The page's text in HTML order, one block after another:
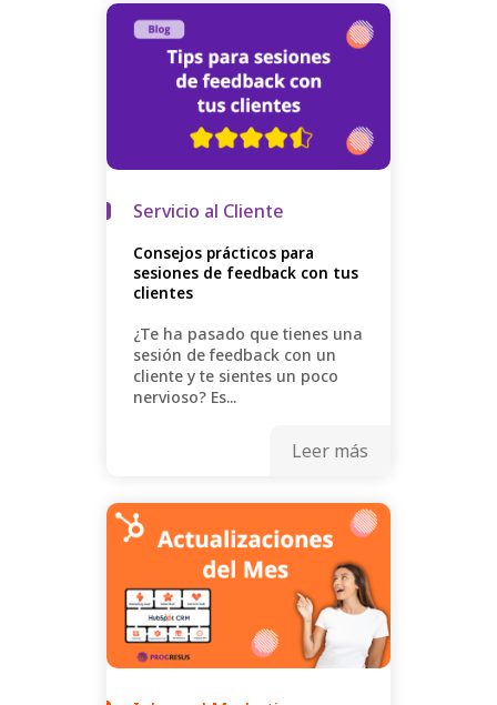
Servicio al Cliente
Consejos prácticos para
sesiones de feedback con tus
clientes
¿Te ha pasado que tienes una
sesión de feedback con un
cliente y te sientes un poco
nervioso? Es...
Leer más